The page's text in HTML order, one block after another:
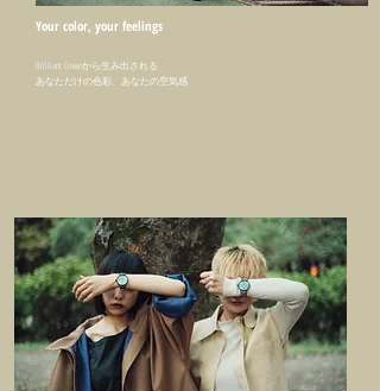
Your color, your feelings
Brilliant Crownから生み出される
​あなただけの色彩、あなたの空気感